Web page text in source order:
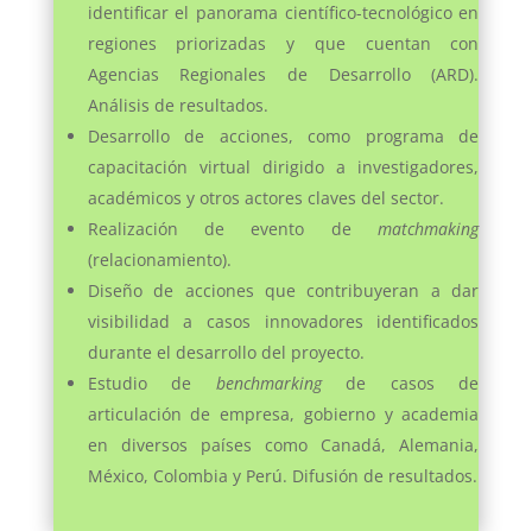
identificar el panorama científico-tecnológico en
regiones priorizadas y que cuentan con
Agencias Regionales de Desarrollo (ARD).
Análisis de resultados.
Desarrollo de acciones, como programa de
capacitación virtual dirigido a investigadores,
académicos y otros actores claves del sector.
Realización de evento dematchmaking
(relacionamiento).
Diseño de acciones que contribuyeran a dar
visibilidad a casos innovadores identificados
durante el desarrollo del proyecto.
Estudio de benchmarkingde casos de
articulación de empresa, gobierno y academia
en diversos países como Canadá, Alemania,
México, Colombia y Perú. Difusión de resultados.